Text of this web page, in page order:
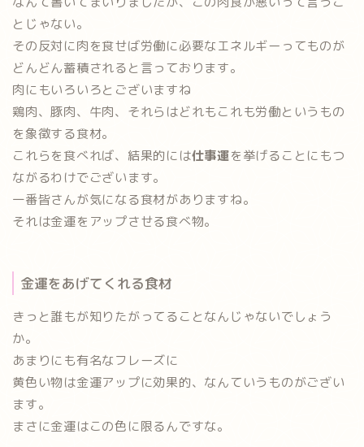
とじゃない。
その反対に肉を食せば労働に必要なエネルギーってものが
どんどん蓄積されると言っております。
肉にもいろいろとございますね
鶏肉、豚肉、牛肉、それらはどれもこれも労働というもの
を象徴する食材。
これらを食べれば、結果的には仕事運を挙げることにもつ
ながるわけでございます。
一番皆さんが気になる食材がありますね。
それは金運をアップさせる食べ物。
金運をあげてくれる食材
きっと誰もが知りたがってることなんじゃないでしょう
か。
あまりにも有名なフレーズに
黄色い物は金運アップに効果的、なんていうものがござい
ます。
まさに金運はこの色に限るんですな。